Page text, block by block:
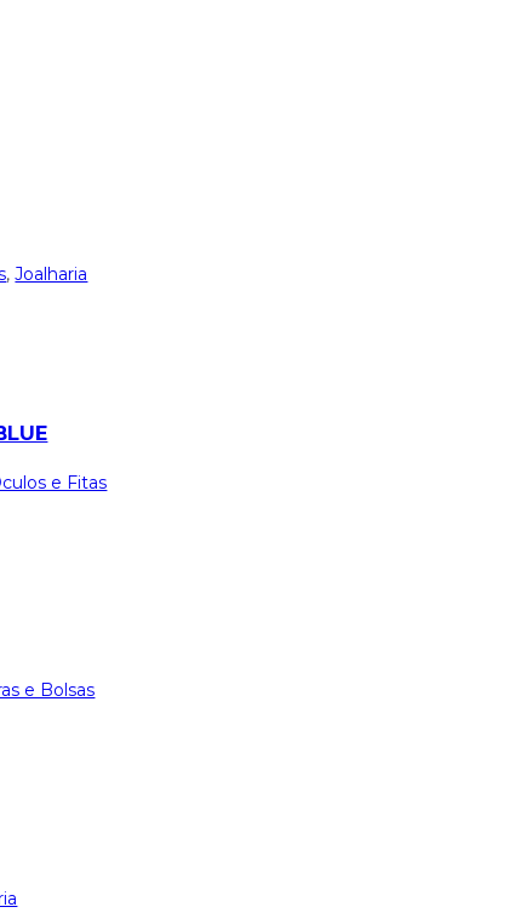
,Joalharia
e Fitas
e Bolsas